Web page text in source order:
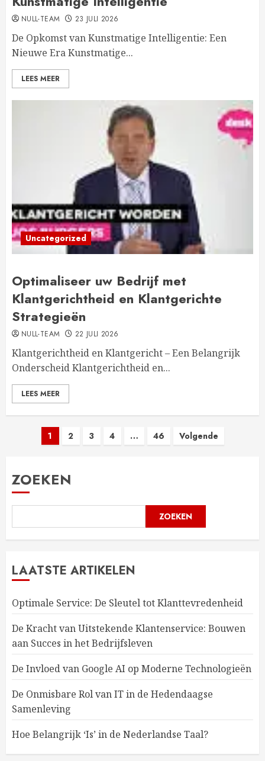
NULL-TEAM 23 JULI 2026
De Opkomst van Kunstmatige Intelligentie: Een
Nieuwe Era Kunstmatige...
LEES MEER
Uncategorized
Optimaliseer uw Bedrijf met
Klantgerichtheid en Klantgerichte
Strategieën
NULL-TEAM 22 JULI 2026
Klantgerichtheid en Klantgericht – Een Belangrijk
Onderscheid Klantgerichtheid en...
LEES MEER
Berichten
1 2 3 4 … 46 Volgende
ZOEKEN
ZOEKEN
LAATSTE ARTIKELEN
Optimale Service: De Sleutel tot Klanttevredenheid
De Kracht van Uitstekende Klantenservice: Bouwen
aan Succes in het Bedrijfsleven
De Invloed van Google AI op Moderne Technologieën
De Onmisbare Rol van IT in de Hedendaagse
Samenleving
Hoe Belangrijk ‘Is’ in de Nederlandse Taal?